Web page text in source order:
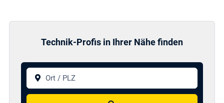
Technik-Profis in Ihrer Nähe finden
Ort / PLZ
Suchen